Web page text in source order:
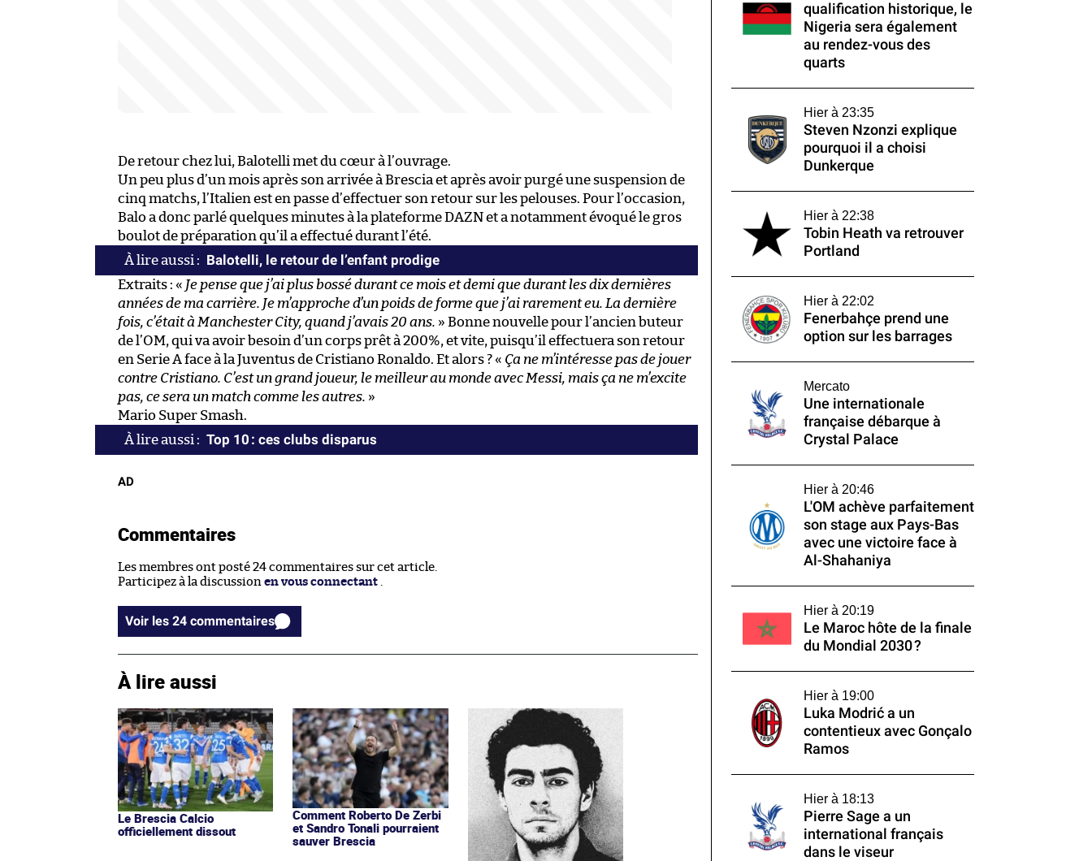
De retour chez lui, Balotelli met du cœur à l’ouvrage.
Un peu plus d’un mois après son arrivée à Brescia et après avoir purgé une suspension de
cinq matchs, l’Italien est en passe d’effectuer son retour sur les pelouses. Pour l’occasion,
Balo a donc parlé quelques minutes à la plateforme DAZN et a notamment évoqué le gros
boulot de préparation qu’il a effectué durant l’été.
Balotelli, le retour de l’enfant prodige
Extraits : « Je pense que j’ai plus bossé durant ce mois et demi que durant les dix dernières
années de ma carrière. Je m’approche d’un poids de forme que j’ai rarement eu. La dernière
fois, c’était à Manchester City, quand j’avais 20 ans. » Bonne nouvelle pour l’ancien buteur
de l’OM, qui va avoir besoin d’un corps prêt à 200%, et vite, puisqu’il effectuera son retour
en Serie A face à la Juventus de Cristiano Ronaldo. Et alors ? « Ça ne m’intéresse pas de jouer
contre Cristiano. C’est un grand joueur, le meilleur au monde avec Messi, mais ça ne m’excite
pas, ce sera un match comme les autres. »
Mario Super Smash.
Top 10 : ces clubs disparus
AD
Commentaires
Les membres ont posté 24 commentaires sur cet article.
Participez à la discussion en vous connectant .
Voir les 24 commentaires
À lire aussi
Le Brescia Calcio
officiellement dissout
Comment Roberto De Zerbi
et Sandro Tonali pourraient
sauver Brescia
qualification historique, le
Nigeria sera également
au rendez-vous des
quarts
Hier à 23:35
Steven Nzonzi explique
pourquoi il a choisi
Dunkerque
Hier à 22:38
Tobin Heath va retrouver
Portland
Hier à 22:02
Fenerbahçe prend une
option sur les barrages
Mercato
Une internationale
française débarque à
Crystal Palace
Hier à 20:46
L'OM achève parfaitement
son stage aux Pays-Bas
avec une victoire face à
Al-Shahaniya
Hier à 20:19
Le Maroc hôte de la finale
du Mondial 2030 ?
Hier à 19:00
Luka Modrić a un
contentieux avec Gonçalo
Ramos
Hier à 18:13
Pierre Sage a un
international français
dans le viseur